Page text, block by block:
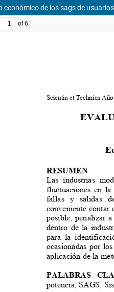
económico de los sags de